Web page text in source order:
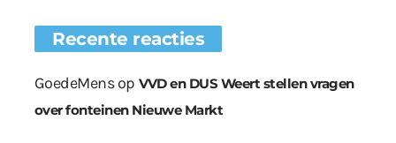
Recente reacties
GoedeMensop VVD en DUS Weert stellen vragen
over fonteinen Nieuwe Markt